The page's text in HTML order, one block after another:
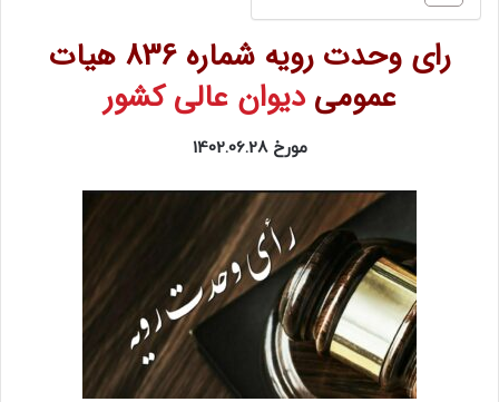
رای وحدت رویه شماره 836 هیات
عمومیدیوان عالی کشور
مورخ 1402.06.28